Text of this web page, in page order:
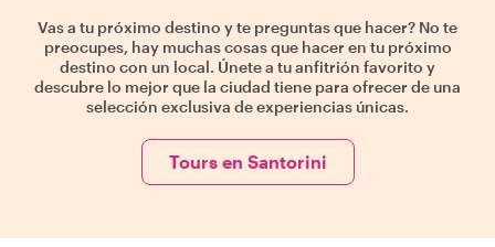
Vas a tu próximo destino y te preguntas que hacer? No te
preocupes, hay muchas cosas que hacer en tu próximo
destino con un local. Únete a tu anfitrión favorito y
descubre lo mejor que la ciudad tiene para ofrecer de una
selección exclusiva de experiencias únicas.
Tours en Santorini